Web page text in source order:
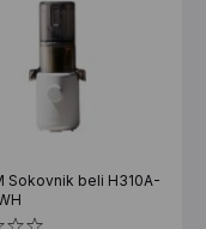
Sokovnik beli H310A-